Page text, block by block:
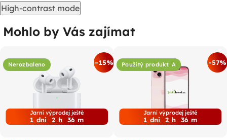
High-contrast mode
Mohlo by Vás zajímat
Nerozbaleno -15%
Jarní výprodej ještě
1 dni 2 h 36 m
Použitý produkt: A -57%
Jarní výprodej ještě
1 dni 2 h 36 m